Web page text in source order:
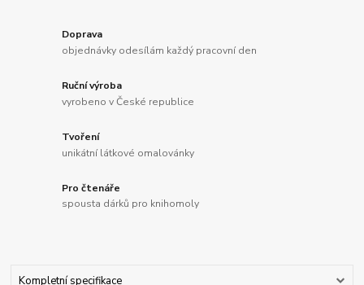
Doprava
objednávky odesílám každý pracovní den
Ruční výroba
vyrobeno v České republice
Tvoření
unikátní látkové omalovánky
Pro čtenáře
spousta dárků pro knihomoly
Kompletní specifikace